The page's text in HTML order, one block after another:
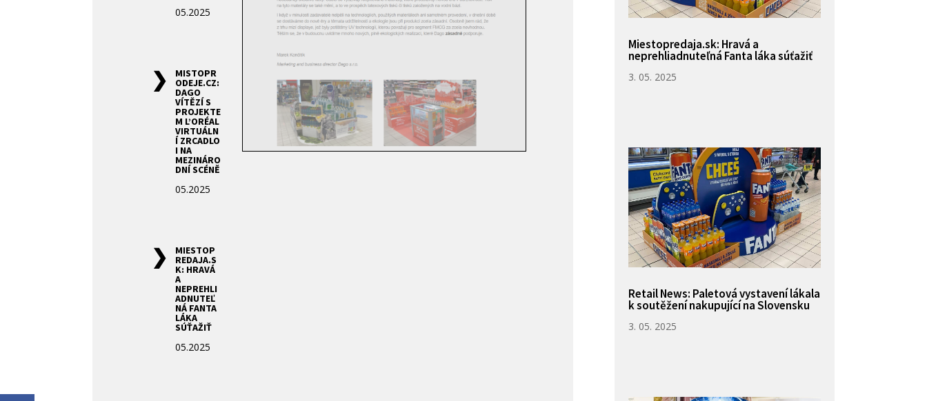
05.2025
MISTOPR
ODEJE.CZ:
DAGO
VÍTĚZÍ S
PROJEKTE
M L’ORÉAL
VIRTUÁLN
Í ZRCADLO
I NA
MEZINÁRO
DNÍ SCÉNĚ
05.2025
MIESTOP
REDAJA.S
K: HRAVÁ
A
NEPREHLI
ADNUTEĽ
NÁ FANTA
LÁKA
SÚŤAŽIŤ
05.2025
Miestopredaja.sk: Hravá a
neprehliadnuteľná Fanta láka súťažiť
3. 05. 2025
Retail News: Paletová vystavení lákala
k soutěžení nakupující na Slovensku
3. 05. 2025